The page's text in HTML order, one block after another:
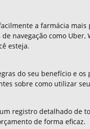
a farmácia
navegação como
esteja.
do seu benefício e
sobre como utilizar
registro detalhado de
de forma eficaz.